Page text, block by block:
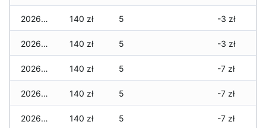
2026-03-26 140 zł 5 -3 zł
2026-03-25 140 zł 5 -3 zł
2026-03-24 140 zł 5 -7 zł
2026-03-23 140 zł 5 -7 zł
2026-03-22 140 zł 5 -7 zł